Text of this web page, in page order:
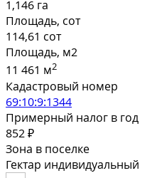
1,146 га
Площадь, сот
114,61 сот
Площадь, м2
11 461 м2
Кадастровый номер
69:10:9:1344
Примерный налог в год
852 ₽
Зона в поселке
Гектар индивидуальный